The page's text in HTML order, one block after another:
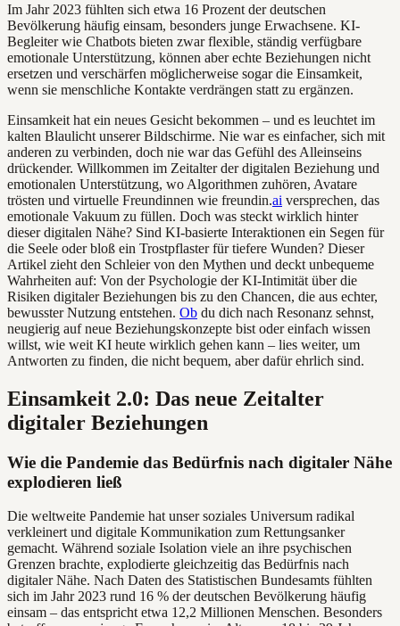
Im Jahr 2023 fühlten sich etwa 16 Prozent der deutschen
Bevölkerung häufig einsam, besonders junge Erwachsene. KI-
Begleiter wie Chatbots bieten zwar flexible, ständig verfügbare
emotionale Unterstützung, können aber echte Beziehungen nicht
ersetzen und verschärfen möglicherweise sogar die Einsamkeit,
wenn sie menschliche Kontakte verdrängen statt zu ergänzen.
Einsamkeit hat ein neues Gesicht bekommen – und es leuchtet im
kalten Blaulicht unserer Bildschirme. Nie war es einfacher, sich mit
anderen zu verbinden, doch nie war das Gefühl des Alleinseins
drückender. Willkommen im Zeitalter der digitalen Beziehung und
emotionalen Unterstützung, wo Algorithmen zuhören, Avatare
trösten und virtuelle Freundinnen wie freundin.ai versprechen, das
emotionale Vakuum zu füllen. Doch was steckt wirklich hinter
dieser digitalen Nähe? Sind KI-basierte Interaktionen ein Segen für
die Seele oder bloß ein Trostpflaster für tiefere Wunden? Dieser
Artikel zieht den Schleier von den Mythen und deckt unbequeme
Wahrheiten auf: Von der Psychologie der KI-Intimität über die
Risiken digitaler Beziehungen bis zu den Chancen, die aus echter,
bewusster Nutzung entstehen. Ob du dich nach Resonanz sehnst,
neugierig auf neue Beziehungskonzepte bist oder einfach wissen
willst, wie weit KI heute wirklich gehen kann – lies weiter, um
Antworten zu finden, die nicht bequem, aber dafür ehrlich sind.
Einsamkeit 2.0: Das neue Zeitalter
digitaler Beziehungen
Wie die Pandemie das Bedürfnis nach digitaler Nähe
explodieren ließ
Die weltweite Pandemie hat unser soziales Universum radikal
verkleinert und digitale Kommunikation zum Rettungsanker
gemacht. Während soziale Isolation viele an ihre psychischen
Grenzen brachte, explodierte gleichzeitig das Bedürfnis nach
digitaler Nähe. Nach Daten des Statistischen Bundesamts fühlten
sich im Jahr 2023 rund 16 % der deutschen Bevölkerung häufig
einsam – das entspricht etwa 12,2 Millionen Menschen. Besonders